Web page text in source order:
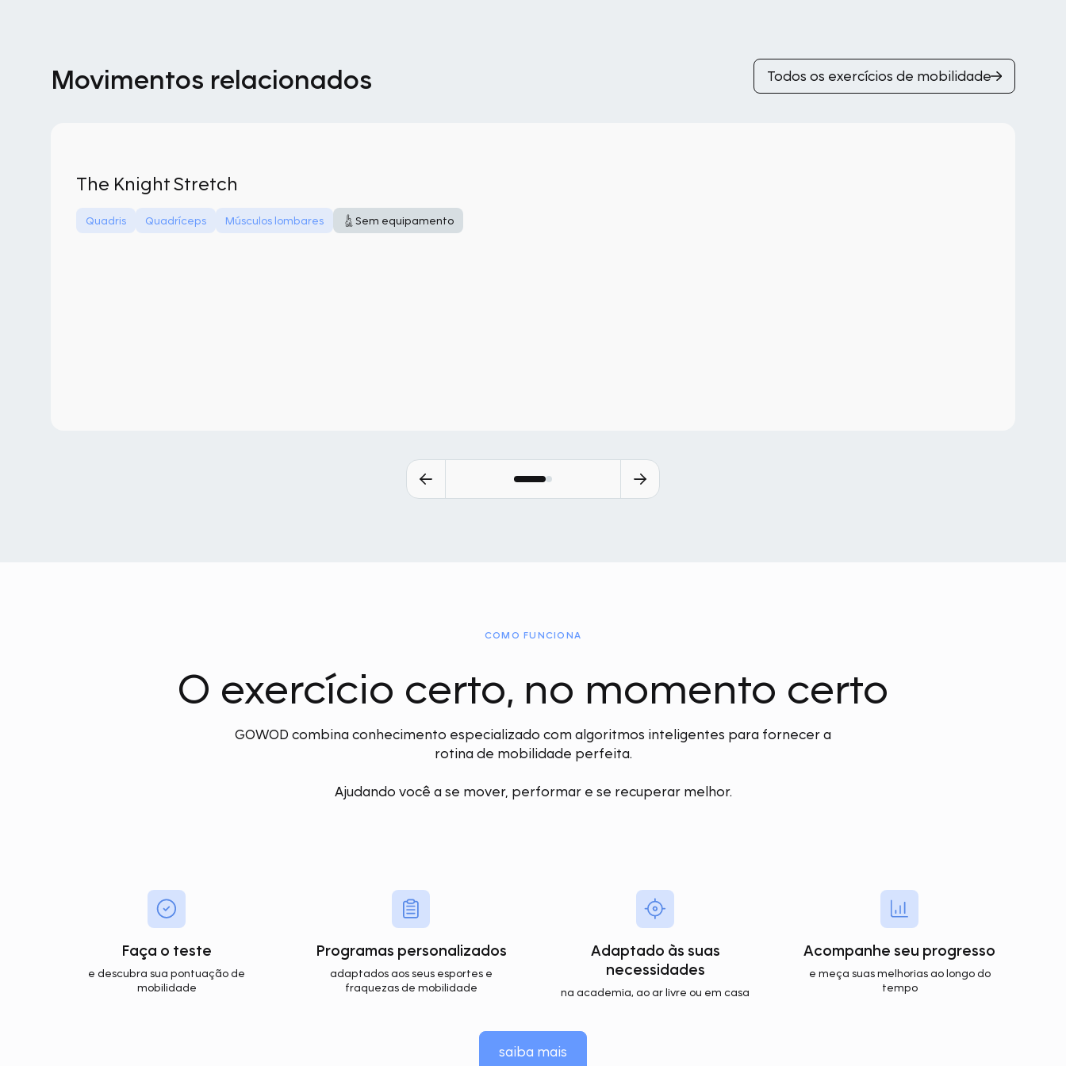
Movimentos relacionados Todos os exercícios de mobilidade
The Knight Stretch
Quadris Quadríceps Músculos lombares Sem equipamento
COMO FUNCIONA
O exercício certo, no momento certo
GOWOD combina conhecimento especializado com algoritmos inteligentes para fornecer a
rotina de mobilidade perfeita.
Ajudando você a se mover, performar e se recuperar melhor.
Faça o teste
e descubra sua pontuação de
mobilidade
Programas personalizados
adaptados aos seus esportes e
fraquezas de mobilidade
Adaptado às suas
necessidades
na academia, ao ar livre ou em casa
Acompanhe seu progresso
e meça suas melhorias ao longo do
tempo
saiba mais